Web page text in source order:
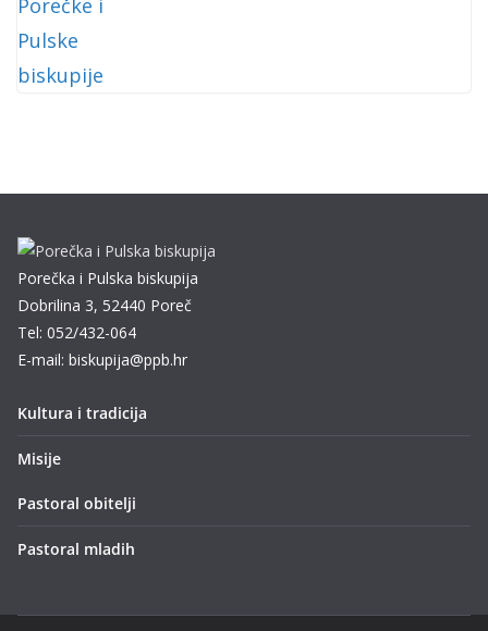
Porečka i Pulska biskupija
Dobrilina 3, 52440 Poreč
Tel: 052/432-064
E-mail: biskupija@ppb.hr
Kultura i tradicija
Misije
Pastoral obitelji
Pastoral mladih